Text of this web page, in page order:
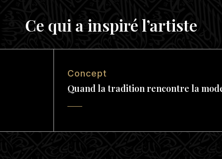
Ce qui a inspiré l’artiste
Quand la tradition rencontre la modernité